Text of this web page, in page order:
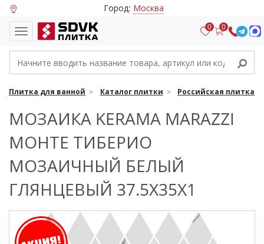
Город: Москва
0 0
Плитка для ванной Каталог плитки Российская плитка
МОЗАИКА KERAMA MARAZZI
МОНТЕ ТИБЕРИО
МОЗАИЧНЫЙ БЕЛЫЙ
ГЛЯНЦЕВЫЙ 37.5X35X1